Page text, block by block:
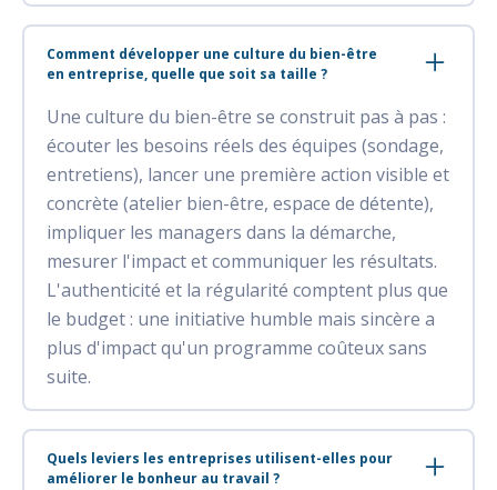
Comment développer une culture du bien-être
en entreprise, quelle que soit sa taille ?
Une culture du bien-être se construit pas à pas :
écouter les besoins réels des équipes (sondage,
entretiens), lancer une première action visible et
concrète (atelier bien-être, espace de détente),
impliquer les managers dans la démarche,
mesurer l'impact et communiquer les résultats.
L'authenticité et la régularité comptent plus que
le budget : une initiative humble mais sincère a
plus d'impact qu'un programme coûteux sans
suite.
Quels leviers les entreprises utilisent-elles pour
améliorer le bonheur au travail ?